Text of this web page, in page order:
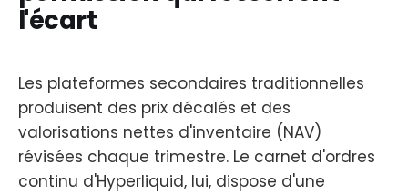
l'écart
Les plateformes secondaires traditionnelles
produisent des prix décalés et des
valorisations nettes d'inventaire (NAV)
révisées chaque trimestre. Le carnet d'ordres
continu d'Hyperliquid, lui, dispose d'une